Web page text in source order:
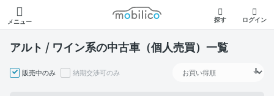
メニュー
モビリコ
探す ログイン
アルト / ワイン系の中古車（個人売買）一覧
販売中のみ 納期交渉可のみ